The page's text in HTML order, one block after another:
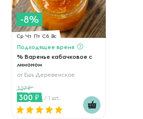
-8%
Ср Чт Пт Сб Вс
Подходящее время
% Варенье кабачковое с
лимоном
от Ешь Деревенское
327
300 / 1 шт.